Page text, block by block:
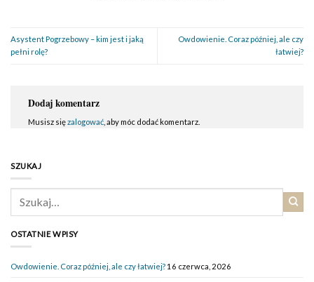
Asystent Pogrzebowy – kim jest i jaką
pełni rolę?
Owdowienie. Coraz później, ale czy
łatwiej?
Dodaj komentarz
Musisz sięzalogować , aby móc dodać komentarz.
SZUKAJ
OSTATNIE WPISY
Owdowienie. Coraz później, ale czy łatwiej?16 czerwca, 2026